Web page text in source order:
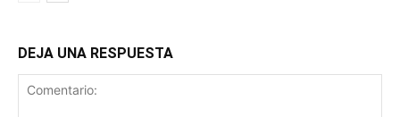
DEJA UNA RESPUESTA